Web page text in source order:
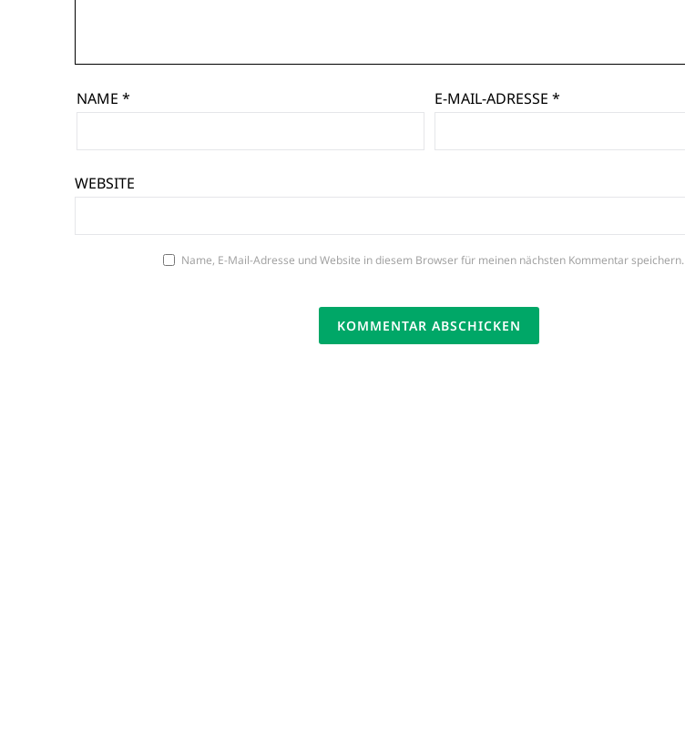
NAME * E-MAIL-ADRESSE*
WEBSITE
Name, E-Mail-Adresse und Website in diesem Browser für meinen nächsten Kommentar speichern.